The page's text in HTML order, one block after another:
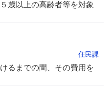
歳以上の高齢者等を対象
住民課
るまでの間、その費用を